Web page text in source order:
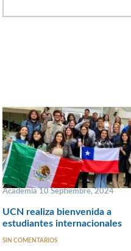
Academia 10 Septiembre, 2024
UCN realiza bienvenida a
estudiantes internacionales
SIN COMENTARIOS